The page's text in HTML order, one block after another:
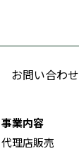
お問い合わせ
事業内容
代理店販売